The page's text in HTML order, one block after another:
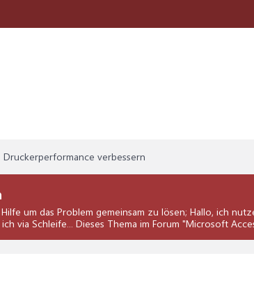
Druckerperformance verbessern
um das Problem gemeinsam zu lösen; Hallo, ich
via Schleife... Dieses Thema im Forum "Microsoft